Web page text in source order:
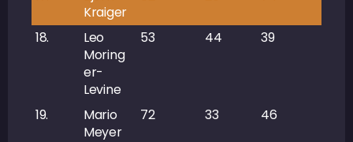
Kraiger
18.
Leo
Moring
er-
Levine
53 44 39
19.
Mario
Meyer
72 33 46